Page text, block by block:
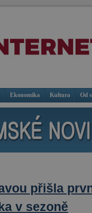
Ekonomika Kultura Od
přišla
v sezoně